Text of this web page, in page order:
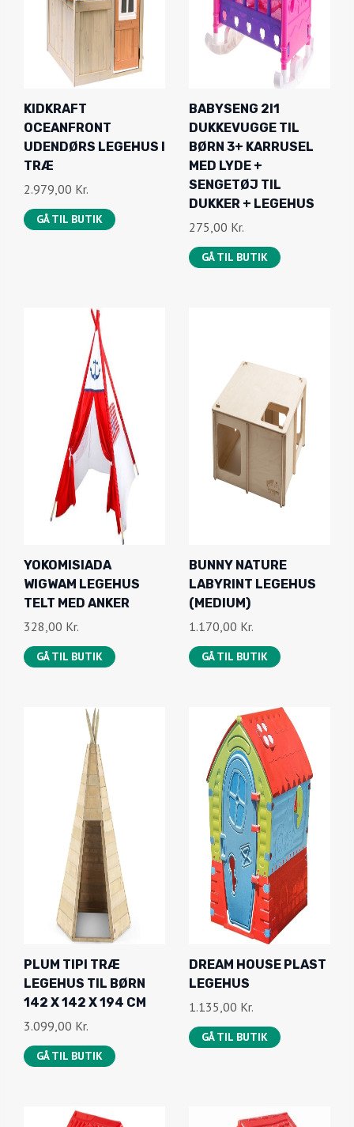
KIDKRAFT
OCEANFRONT
UDENDØRS LEGEHUS I
TRÆ
2.979,00 Kr.
GÅ TIL BUTIK
BABYSENG 2I1
DUKKEVUGGE TIL
BØRN 3+ KARRUSEL
MED LYDE +
SENGETØJ TIL
DUKKER + LEGEHUS
275,00 Kr.
GÅ TIL BUTIK
YOKOMISIADA
WIGWAM LEGEHUS
TELT MED ANKER
328,00 Kr.
GÅ TIL BUTIK
BUNNY NATURE
LABYRINT LEGEHUS
(MEDIUM)
1.170,00 Kr.
GÅ TIL BUTIK
PLUM TIPI TRÆ
LEGEHUS TIL BØRN
142 X 142 X 194 CM
3.099,00 Kr.
GÅ TIL BUTIK
DREAM HOUSE PLAST
LEGEHUS
1.135,00 Kr.
GÅ TIL BUTIK